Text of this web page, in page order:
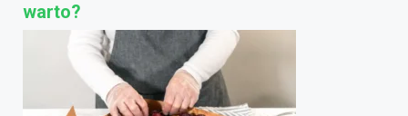
warto?